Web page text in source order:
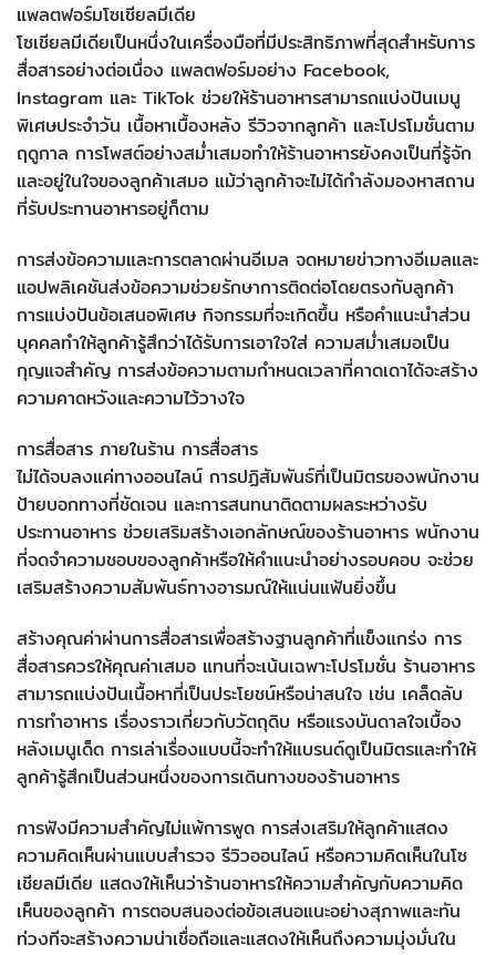
แพลตฟอร์มโซเชียลมีเดีย
โซเชียลมีเดียเป็นหนึ่งในเครื่องมือที่มีประสิทธิภาพที่สุดสำหรับการ
สื่อสารอย่างต่อเนื่อง แพลตฟอร์มอย่าง Facebook,
Instagram และ TikTok ช่วยให้ร้านอาหารสามารถแบ่งปันเมนู
พิเศษประจำวัน เนื้อหาเบื้องหลัง รีวิวจากลูกค้า และโปรโมชั่นตาม
ฤดูกาล การโพสต์อย่างสม่ำเสมอทำให้ร้านอาหารยังคงเป็นที่รู้จัก
และอยู่ในใจของลูกค้าเสมอ แม้ว่าลูกค้าจะไม่ได้กำลังมองหาสถาน
ที่รับประทานอาหารอยู่ก็ตาม
การส่งข้อความและการตลาดผ่านอีเมล จดหมายข่าวทางอีเมลและ
แอปพลิเคชันส่งข้อความช่วยรักษาการติดต่อโดยตรงกับลูกค้า
การแบ่งปันข้อเสนอพิเศษ กิจกรรมที่จะเกิดขึ้น หรือคำแนะนำส่วน
บุคคลทำให้ลูกค้ารู้สึกว่าได้รับการเอาใจใส่ ความสม่ำเสมอเป็น
กุญแจสำคัญ การส่งข้อความตามกำหนดเวลาที่คาดเดาได้จะสร้าง
ความคาดหวังและความไว้วางใจ
การสื่อสาร ภายในร้าน การสื่อสาร
ไม่ได้จบลงแค่ทางออนไลน์ การปฏิสัมพันธ์ที่เป็นมิตรของพนักงาน
ป้ายบอกทางที่ชัดเจน และการสนทนาติดตามผลระหว่างรับ
ประทานอาหาร ช่วยเสริมสร้างเอกลักษณ์ของร้านอาหาร พนักงาน
ที่จดจำความชอบของลูกค้าหรือให้คำแนะนำอย่างรอบคอบ จะช่วย
เสริมสร้างความสัมพันธ์ทางอารมณ์ให้แน่นแฟ้นยิ่งขึ้น
สร้างคุณค่าผ่านการสื่อสารเพื่อสร้างฐานลูกค้าที่แข็งแกร่ง การ
สื่อสารควรให้คุณค่าเสมอ แทนที่จะเน้นเฉพาะโปรโมชั่น ร้านอาหาร
สามารถแบ่งปันเนื้อหาที่เป็นประโยชน์หรือน่าสนใจ เช่น เคล็ดลับ
การทำอาหาร เรื่องราวเกี่ยวกับวัตถุดิบ หรือแรงบันดาลใจเบื้อง
หลังเมนูเด็ด การเล่าเรื่องแบบนี้จะทำให้แบรนด์ดูเป็นมิตรและทำให้
ลูกค้ารู้สึกเป็นส่วนหนึ่งของการเดินทางของร้านอาหาร
การฟังมีความสำคัญไม่แพ้การพูด การส่งเสริมให้ลูกค้าแสดง
ความคิดเห็นผ่านแบบสำรวจ รีวิวออนไลน์ หรือความคิดเห็นในโซ
เชียลมีเดีย แสดงให้เห็นว่าร้านอาหารให้ความสำคัญกับความคิด
เห็นของลูกค้า การตอบสนองต่อข้อเสนอแนะอย่างสุภาพและทัน
ท่วงทีจะสร้างความน่าเชื่อถือและแสดงให้เห็นถึงความมุ่งมั่นใน